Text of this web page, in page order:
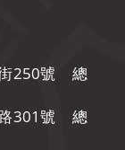
街250號 總
路301號 總